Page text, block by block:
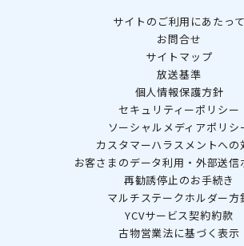
サイトのご利用にあたって
お問合せ
サイトマップ
放送基準
個人情報保護方針
セキュリティーポリシー
ソーシャルメディアポリシ
カスタマーハラスメントへの
お客さまのデータ利用・外部送信
再勧誘停止のお手続き
マルチステークホルダー方
YCVサービス契約約款
古物営業法に基づく表示